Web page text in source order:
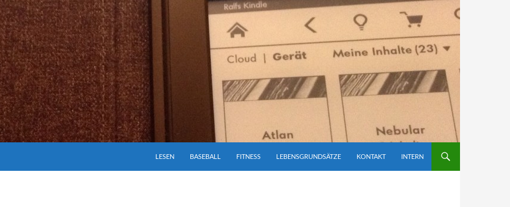
LESEN
BASEBALL FITNESS LEBENSGRUNDSÄTZE KONTAKT INTERN